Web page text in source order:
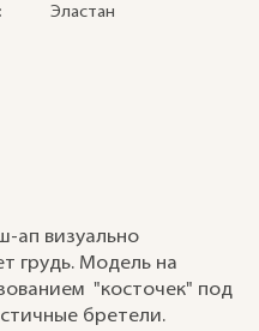
Эластан
ап визуально
грудь. Модель на
"косточек" под
бретели.